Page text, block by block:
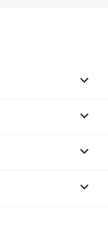



keyboard_arrow_down